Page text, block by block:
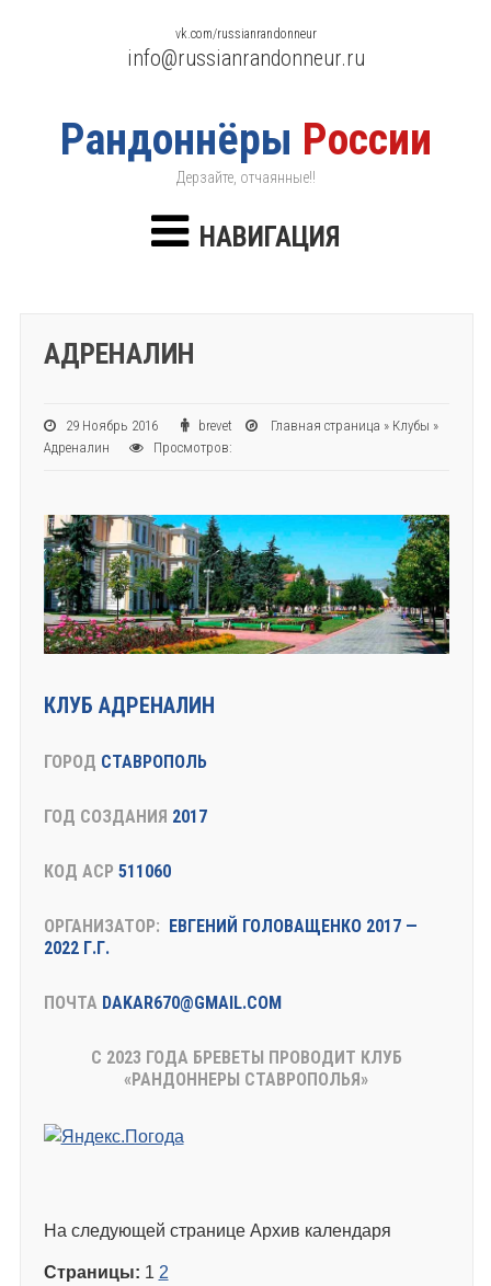
Рандоннёры России
Дерзайте, отчаянные!!
vk.com/russianrandonneur
info@russianrandonneur.ru
НАВИГАЦИЯ
АДРЕНАЛИН
29 Ноябрь 2016 brevet Главная страница » Клубы »
Адреналин
Просмотров:
КЛУБ АДРЕНАЛИН
ГОРОД СТАВРОПОЛЬ
ГОД СОЗДАНИЯ 2017
КОД АСР 511060
ОРГАНИЗАТОР: ЕВГЕНИЙ ГОЛОВАЩЕНКО 2017 —
2022 Г.Г.
ПОЧТА DAKAR670@GMAIL.COM
С 2023 ГОДА БРЕВЕТЫ ПРОВОДИТ КЛУБ
«РАНДОННЕРЫ СТАВРОПОЛЬЯ»
На следующей странице Архив календаря
Страницы: 1 2